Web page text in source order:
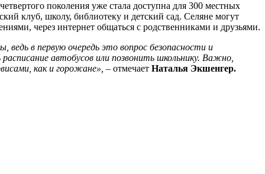
поколения уже стала доступна для 300 местных
клуб, школу, библиотеку и детский сад. Селяне могут
через интернет общаться с родственниками и друзьями.
в первую очередь это вопрос безопасности и
автобусов или позвонить школьнику. Важно,
как и горожане», – отмечает Наталья Экшенгер.